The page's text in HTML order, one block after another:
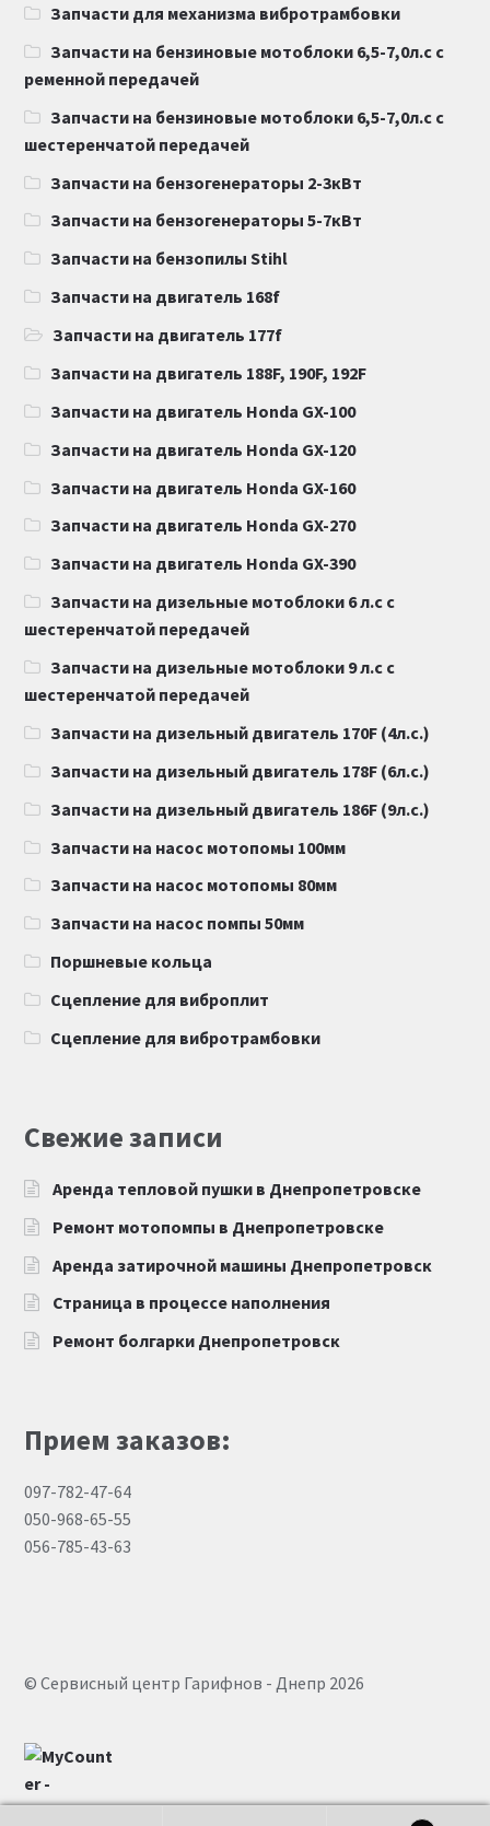
Запчасти для механизма вибротрамбовки
Запчасти на бензиновые мотоблоки 6,5-7,0л.с с
ременной передачей
Запчасти на бензиновые мотоблоки 6,5-7,0л.с с
шестеренчатой передачей
Запчасти на бензогенераторы 2-3кВт
Запчасти на бензогенераторы 5-7кВт
Запчасти на бензопилы Stihl
Запчасти на двигатель 168f
Запчасти на двигатель 177f
Запчасти на двигатель 188F, 190F, 192F
Запчасти на двигатель Honda GX-100
Запчасти на двигатель Honda GX-120
Запчасти на двигатель Honda GX-160
Запчасти на двигатель Honda GX-270
Запчасти на двигатель Honda GX-390
Запчасти на дизельные мотоблоки 6 л.с с
шестеренчатой передачей
Запчасти на дизельные мотоблоки 9 л.с с
шестеренчатой передачей
Запчасти на дизельный двигатель 170F (4л.с.)
Запчасти на дизельный двигатель 178F (6л.с.)
Запчасти на дизельный двигатель 186F (9л.с.)
Запчасти на насос мотопомы 100мм
Запчасти на насос мотопомы 80мм
Запчасти на насос помпы 50мм
Поршневые кольца
Сцепление для виброплит
Сцепление для вибротрамбовки
Свежие записи
Аренда тепловой пушки в Днепропетровске
Ремонт мотопомпы в Днепропетровске
Аренда затирочной машины Днепропетровск
Страница в процессе наполнения
Ремонт болгарки Днепропетровск
Прием заказов:
097-782-47-64
050-968-65-55
056-785-43-63
© Сервисный центр Гарифнов - Днепр 2026